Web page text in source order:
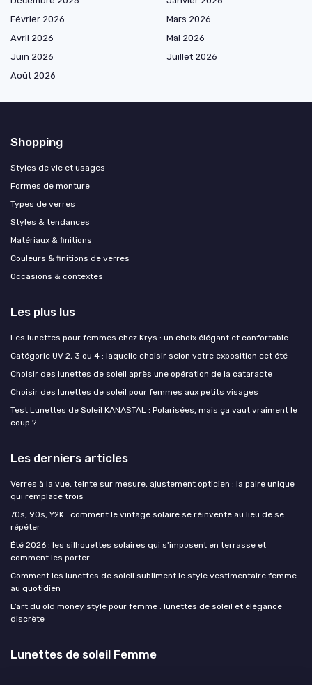
Février 2026
Mars 2026
Avril 2026
Mai 2026
Juin 2026
Juillet 2026
Août 2026
Shopping
Styles de vie et usages
Formes de monture
Types de verres
Styles & tendances
Matériaux & finitions
Couleurs & finitions de verres
Occasions & contextes
Les plus lus
Les lunettes pour femmes chez Krys : un choix élégant et confortable
Catégorie UV 2, 3 ou 4 : laquelle choisir selon votre exposition cet été
Choisir des lunettes de soleil après une opération de la cataracte
Choisir des lunettes de soleil pour femmes aux petits visages
Test Lunettes de Soleil KANASTAL : Polarisées, mais ça vaut vraiment le
coup ?
Les derniers articles
Verres à la vue, teinte sur mesure, ajustement opticien : la paire unique
qui remplace trois
70s, 90s, Y2K : comment le vintage solaire se réinvente au lieu de se
répéter
Été 2026 : les silhouettes solaires qui s'imposent en terrasse et
comment les porter
Comment les lunettes de soleil subliment le style vestimentaire femme
au quotidien
L’art du old money style pour femme : lunettes de soleil et élégance
discrète
Lunettes de soleil Femme